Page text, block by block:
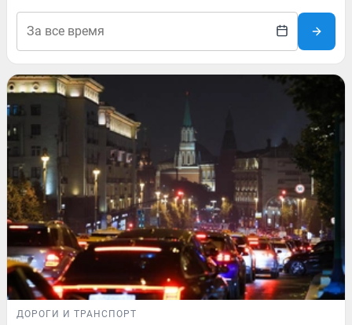
ДОРОГИ И ТРАНСПОРТ